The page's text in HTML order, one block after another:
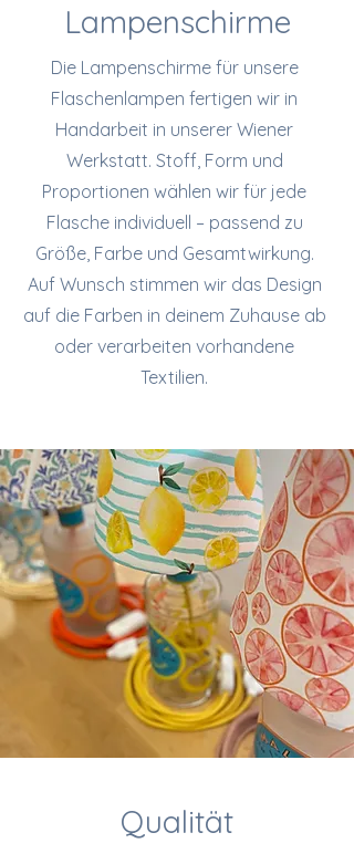
Lampenschirme
Die Lampenschirme für unsere
Flaschenlampen fertigen wir in
Handarbeit in unserer Wiener
Werkstatt. Stoff, Form und
Proportionen wählen wir für jede
Flasche individuell – passend zu
Größe, Farbe und Gesamtwirkung.
Auf Wunsch stimmen wir das Design
auf die Farben in deinem Zuhause ab
oder verarbeiten vorhandene
Textilien.
Qualität